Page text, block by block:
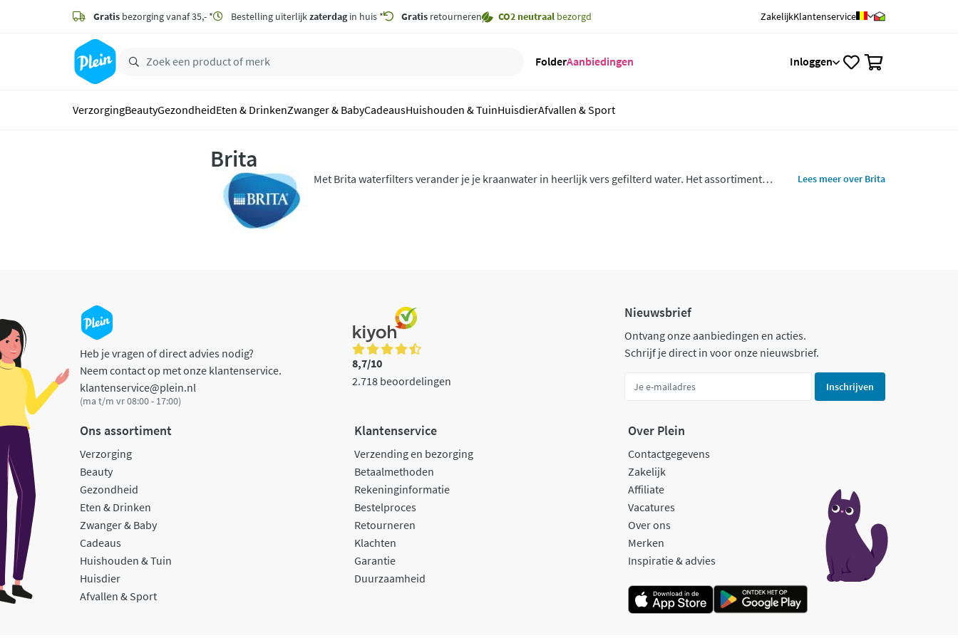
zoeken
hoofdinhoud
Gratis bezorging vanaf 35,- * Bestelling uiterlijkzaterdagin huis * Gratis retourneren CO2 neutraal bezorgd ZakelijkKlantenservice
FolderAanbiedingen Inloggen
VerzorgingBeautyGezondheidEten & DrinkenZwanger & BabyCadeausHuishouden & TuinHuisdierAfvallen & Sport
Brita
Met Brita waterfilters verander je je kraanwater in heerlijk vers gefilterd water. Het assortiment
Lees meer over Brita
Heb je vragen of direct advies nodig?
Neem contact op met onze klantenservice.
klantenservice@plein.nl
(ma t/m vr 08:00 - 17:00)
8,7/10
2.718 beoordelingen
Nieuwsbrief
Ontvang onze aanbiedingen en acties.
Schrijf je direct in voor onze nieuwsbrief.
Inschrijven
Ons assortiment
Verzorging
Beauty
Gezondheid
Eten & Drinken
Zwanger & Baby
Cadeaus
Huishouden & Tuin
Huisdier
Afvallen & Sport
Klantenservice
Verzending en bezorging
Betaalmethoden
Rekeninginformatie
Bestelproces
Retourneren
Klachten
Garantie
Duurzaamheid
Over Plein
Contactgegevens
Zakelijk
Affiliate
Vacatures
Over ons
Merken
Inspiratie & advies